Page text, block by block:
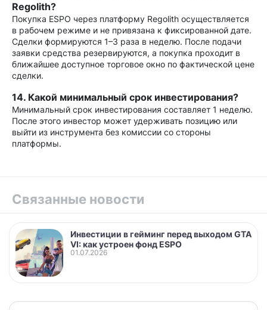
Regolith?
Покупка ESPO через платформу Regolith осуществляется
в рабочем режиме и не привязана к фиксированной дате.
Сделки формируются 1–3 раза в неделю. После подачи
заявки средства резервируются, а покупка проходит в
ближайшее доступное торговое окно по фактической цене
сделки.
14. Какой минимальный срок инвестирования?
Минимальный срок инвестирования составляет 1 неделю.
После этого инвестор может удерживать позицию или
выйти из инструмента без комиссии со стороны
платформы.
Связанные новости
Инвестиции в гейминг перед выходом GTA
VI: как устроен фонд ESPO
01.07.2026